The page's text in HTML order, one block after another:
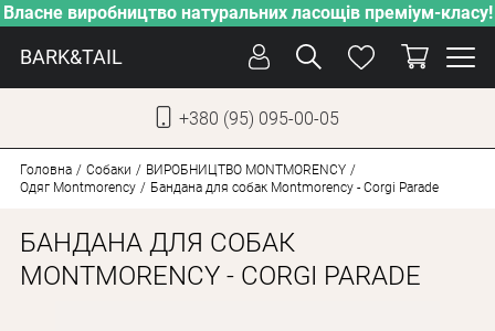
Власне виробництво натуральних ласощів преміум-класу!
BARK&TAIL
+380 (95) 095-00-05
ДОГЛЯД
ПІКЛУВАННЯ
Головна Собаки
ВИРОБНИЦТВО MONTMORENCY
Одяг Montmorency
Бандана для собак Montmorency - Corgi Parade
БАНДАНА ДЛЯ СОБАК
MONTMORENCY - CORGI PARADE